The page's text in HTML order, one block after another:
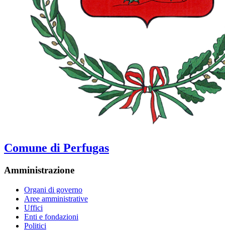
Comune di Perfugas
Amministrazione
Organi di governo
Aree amministrative
Uffici
Enti e fondazioni
Politici